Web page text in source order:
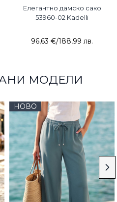
Елегантно дамско сако
53960-02 Kadelli
96,63 €/188,99 лв.
МОДЕЛИ
НОВО